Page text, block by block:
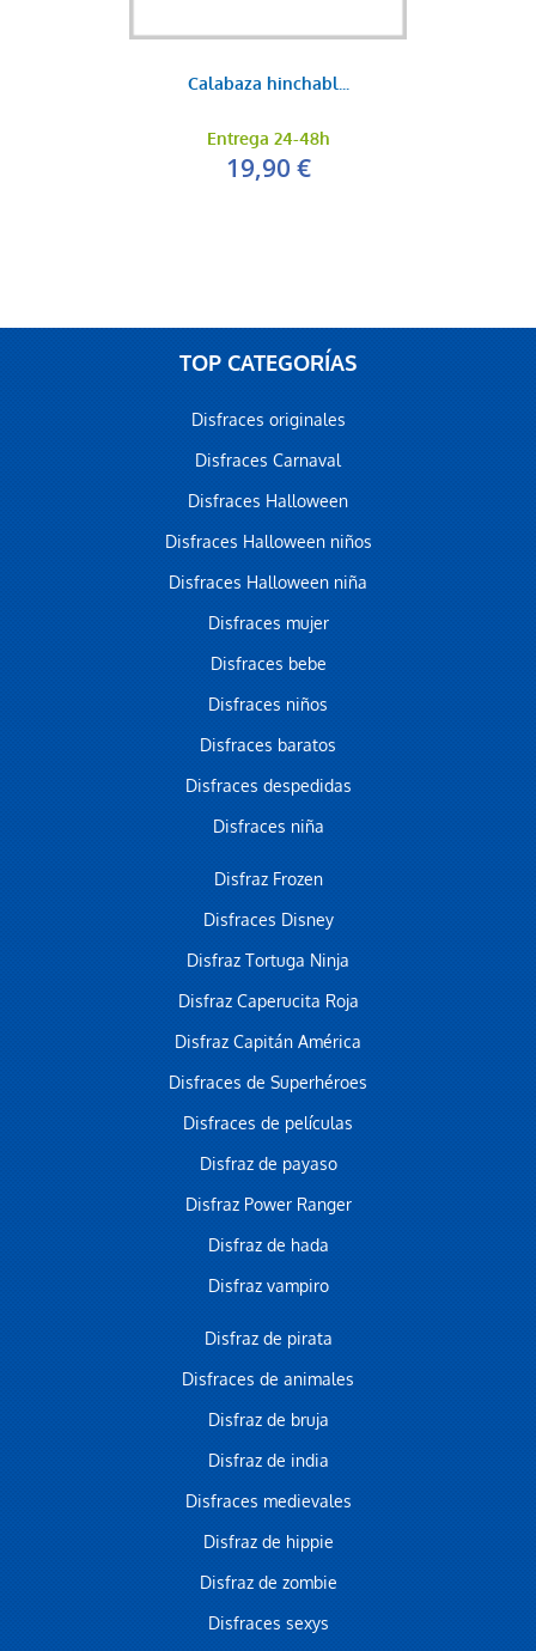
Calabaza hinchabl...
Entrega 24-48h
19,90 €
TOP CATEGORÍAS
Disfraces originales
Disfraces Carnaval
Disfraces Halloween
Disfraces Halloween niños
Disfraces Halloween niña
Disfraces mujer
Disfraces bebe
Disfraces niños
Disfraces baratos
Disfraces despedidas
Disfraces niña
Disfraz Frozen
Disfraces Disney
Disfraz Tortuga Ninja
Disfraz Caperucita Roja
Disfraz Capitán América
Disfraces de Superhéroes
Disfraces de películas
Disfraz de payaso
Disfraz Power Ranger
Disfraz de hada
Disfraz vampiro
Disfraz de pirata
Disfraces de animales
Disfraz de bruja
Disfraz de india
Disfraces medievales
Disfraz de hippie
Disfraz de zombie
Disfraces sexys